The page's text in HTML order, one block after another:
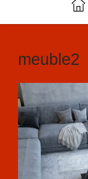
meuble2